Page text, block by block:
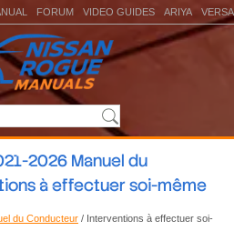
FORUM VIDEO GUIDES ARIYA VERSA
2026 Manuel du
à effectuer soi-même
du Conducteur / Interventions à effectuer soi-